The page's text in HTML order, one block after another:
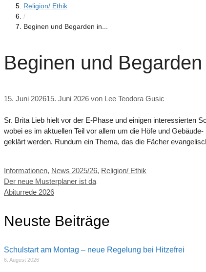
Religion/ Ethik
/
Beginen und Begarden in...
Beginen und
15. Juni 202615. Juni 2026 von Lee Teodora Gusic
Sr. Brita Lieb hielt vor der E-Phase und einigen interessierten
wobei es im aktuellen Teil vor allem um die Höfe und
geklärt werden. Rundum ein Thema, das die Fächer
Kategorien
Informationen, News 2025/26, Religion/ Ethik
Der neue Musterplaner ist da
Abiturrede 2026
Neuste Beiträge
Schulstart am Montag – neue Regelung bei Hitzefrei
6. August 2026